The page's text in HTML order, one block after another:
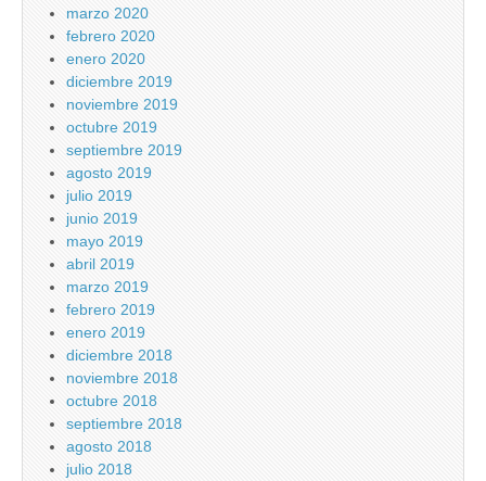
marzo 2020
febrero 2020
enero 2020
diciembre 2019
noviembre 2019
octubre 2019
septiembre 2019
agosto 2019
julio 2019
junio 2019
mayo 2019
abril 2019
marzo 2019
febrero 2019
enero 2019
diciembre 2018
noviembre 2018
octubre 2018
septiembre 2018
agosto 2018
julio 2018